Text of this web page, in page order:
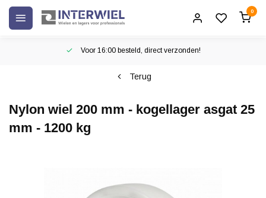
0
Voor 16:00 besteld, direct verzonden!
Terug
Nylon wiel 200 mm - kogellager asgat 25
mm - 1200 kg